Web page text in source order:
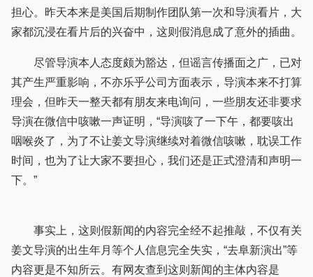
担心。昨天本来是美国后期制作团队第一次和导演看片，大
家都沉浸在看片后的兴奋中，这则假消息成了意外的插曲。
尽管导演本人态度颇为豁达，但谣言传播面之广，已对
其产生严重影响，不亦乐乎公司方面表示，导演本来不打算
理会，但昨天一整天都有朋友来电询问，一些朋友还非要求
导演在微信中咳嗽一声证明，“导演咳了一下午，都要咳出
咽喉炎了，为了不让姜文导演继续对着微信咳嗽，耽误工作
时间，也为了让大家不要担心，我们还是正式澄清和声明一
下。”
事实上，这则假新闻的内容完全经不起推敲，不仅有关
姜文导演的出生年月等个人信息完全失实，“去阜新演出”等
内容更是不知所云。有网友查到这则新闻的主体内容是